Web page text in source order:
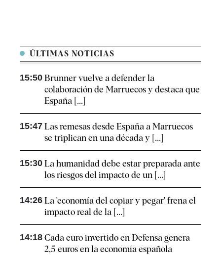
ÚLTIMAS NOTICIAS
15:50 Brunner vuelve a defender la
colaboración de Marruecos y destaca que
España [...]
15:47 Las remesas desde España a Marruecos
se triplican en una década y [...]
15:30 La humanidad debe estar preparada ante
los riesgos del impacto de un [...]
14:26 La 'economía del copiar y pegar' frena el
impacto real de la [...]
14:18 Cada euro invertido en Defensa genera
2,5 euros en la economía española